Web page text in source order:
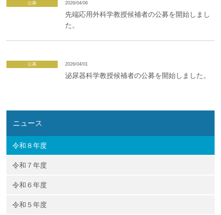
公募 2026/04/06
先端応用外科学教授候補者の公募を開始しまし
た。
公募 2026/04/01
泌尿器科学教授候補者の公募を開始しました。
ニュース
令和８年度
令和７年度
令和６年度
令和５年度